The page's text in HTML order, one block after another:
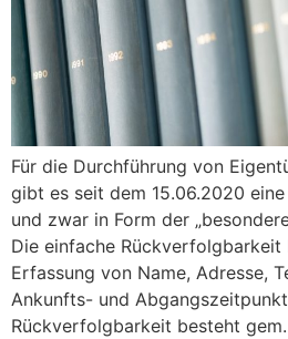
Für die Durchführung von
gibt es seit dem 15.06.2020
und zwar in Form der
Die einfache
Erfassung von Name, Adresse,
Ankunfts- und
Rückverfolgbarkeit besteht